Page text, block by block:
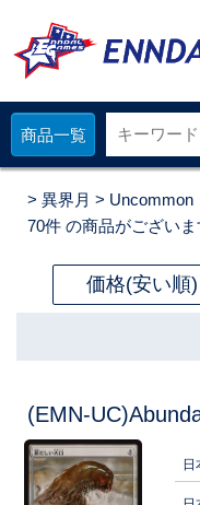
商品一覧
> 異界月 > Uncommon
70件 の商品がございま
価格(安い順)
(EMN-
日